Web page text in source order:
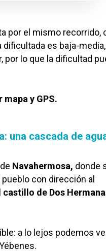
por el mismo recorrido,
dificultada es baja-media,
por lo que la dificultad
y GPS.
una cascada de
Navahermosa, donde
con dirección al
castillo de Dos
a lo lejos podemos